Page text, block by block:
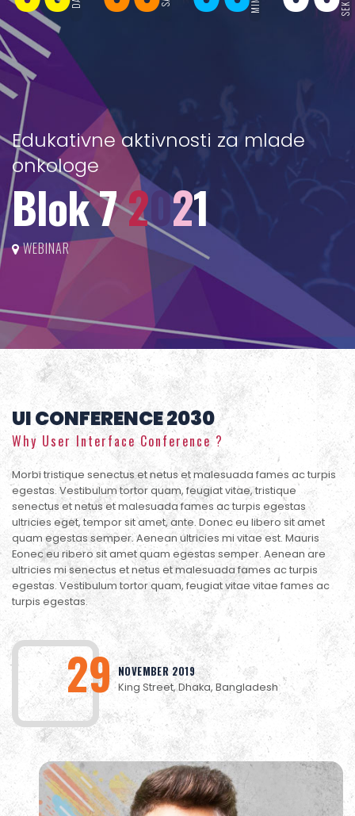
Edukativne aktivnosti za mlade
onkologe
Blok 72021
WEBINAR
UI CONFERENCE 2030
Why User Interface Conference ?
Morbi tristique senectus et netus et malesuada fames ac turpis
egestas. Vestibulum tortor quam, feugiat vitae, tristique
senectus et netus et malesuada fames ac turpis egestas
ultricies eget, tempor sit amet, ante. Donec eu libero sit amet
quam egestas semper. Aenean ultricies mi vitae est. Mauris
Eonec eu ribero sit amet quam egestas semper. Aenean are
ultricies mi senectus et netus et malesuada fames ac turpis
egestas. Vestibulum tortor quam, feugiat vitae vitae fames ac
turpis egestas.
29 NOVEMBER 2019
King Street, Dhaka, Bangladesh